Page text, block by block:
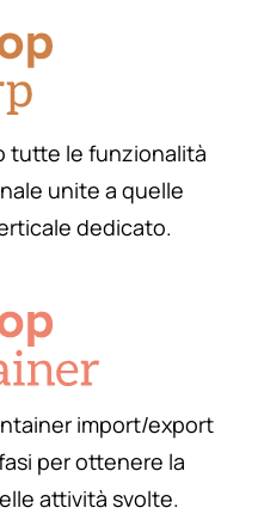
tutte le funzionalità
unite a quelle
dedicato.
import/export
per ottenere la
attività svolte.